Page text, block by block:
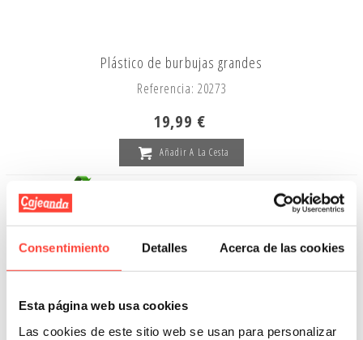
Consentimiento Detalles Acerca de las cookies
Esta página web usa cookies
Las cookies de este sitio web se usan para personalizar
Plástico de burbujas grandes
Referencia: 20273
19,99 €
Añadir A La Cesta